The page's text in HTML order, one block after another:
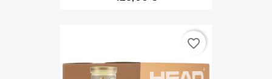
favorite_border